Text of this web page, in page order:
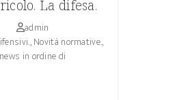
La difesa.
admin
,Novità normative.,
in ordine di